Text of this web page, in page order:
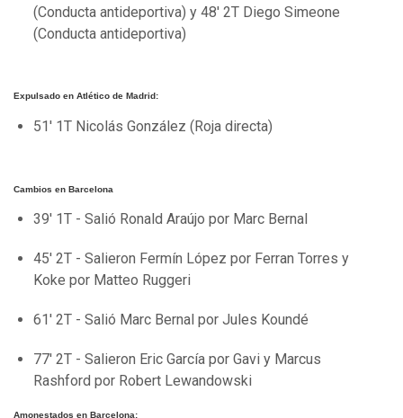
(Conducta antideportiva) y 48' 2T Diego Simeone
(Conducta antideportiva)
Expulsado en Atlético de Madrid:
51' 1T Nicolás González (Roja directa)
Cambios en Barcelona
39' 1T - Salió Ronald Araújo por Marc Bernal
45' 2T - Salieron Fermín López por Ferran Torres y
Koke por Matteo Ruggeri
61' 2T - Salió Marc Bernal por Jules Koundé
77' 2T - Salieron Eric García por Gavi y Marcus
Rashford por Robert Lewandowski
Amonestados en Barcelona: